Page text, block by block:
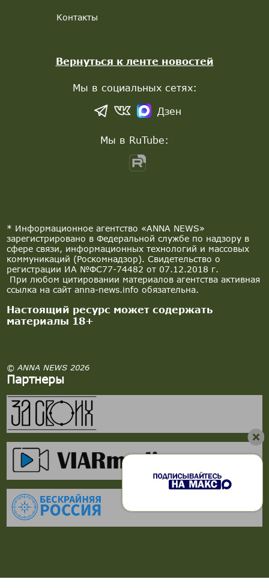
* Информационное агентство «ANNA NEWS»
зарегистрировано в Федеральной службе по надзору в
сфере связи, информационных технологий и массовых
коммуникаций (Роскомнадзор). Свидетельство о
регистрации ИА №ФС77-74482 от 07.12.2018 г.
При любом цитировании материалов агентства активная
ссылка на сайт anna-news.info обязательна.
Настоящий ресурс может содержать
материалы 18+
© ANNA NEWS 2026
Партнеры
Контакты
Вернуться к ленте новостей
Мы в социальных сетях:
Дзен
Мы в RuTube: